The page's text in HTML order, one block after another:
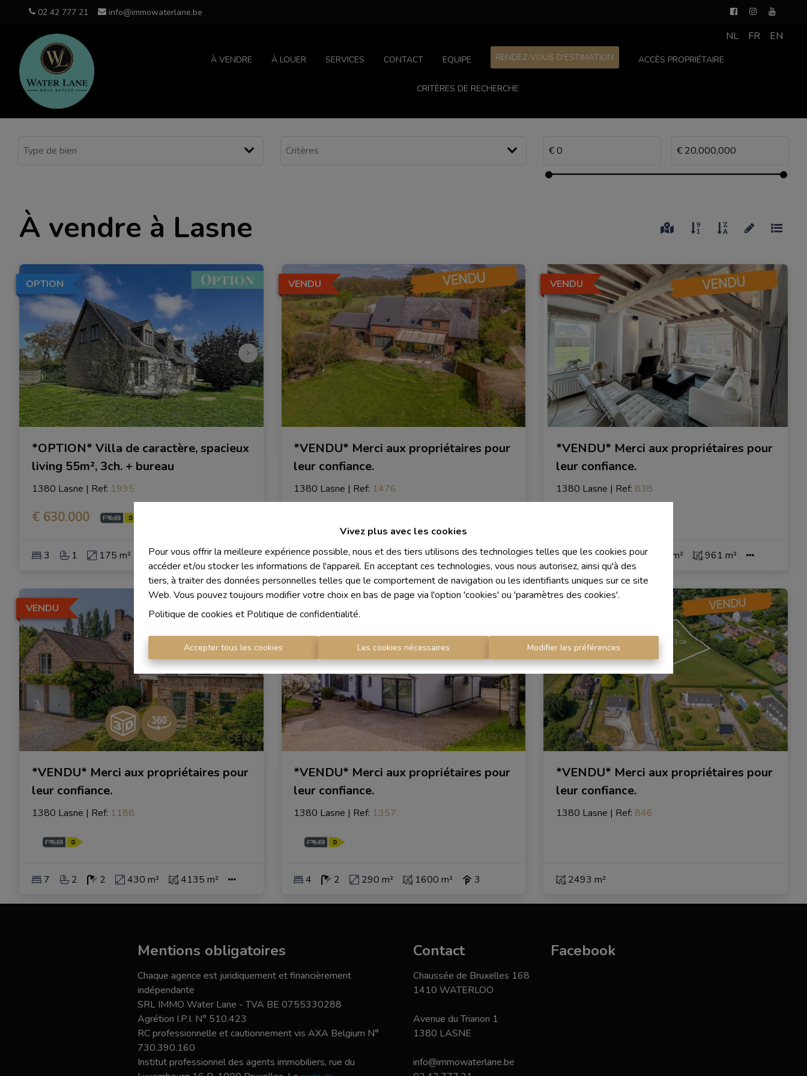
Vivez plus avec les cookies
Pour vous offrir la meilleure expérience possible, nous et des tiers utilisons des technologies telles que les cookies pour
accéder et/ou stocker les informations de l'appareil. En acceptant ces technologies, vous nous autorisez, ainsi qu'à des
tiers, à traiter des données personnelles telles que le comportement de navigation ou les identifiants uniques sur ce site
Web. Vous pouvez toujours modifier votre choix en bas de page via l'option 'cookies' ou 'paramètres des cookies'.
Politique de cookies et Politique de confidentialité.
Accepter tous les cookies Les cookies nécessaires Modifier les préférences
02 42 777 21 info@immowaterlane.be
À VENDRE À LOUER SERVICES CONTACT EQUIPE RENDEZ-VOUS D'ESTIMATION ACCÈS PROPRIÉTAIRE
CRITÈRES DE RECHERCHE
NL FR EN
À vendre à Lasne
OPTION
*OPTION* Villa de caractère, spacieux
living 55m², 3ch. + bureau
1380 Lasne | Ref: 1995
€ 630.000
3 1 175 m² 777 m² 1
VENDU
*VENDU* Merci aux propriétaires pour
leur confiance.
1380 Lasne | Ref: 1476
5 1 1 298 m² 2500 m²
VENDU
*VENDU* Merci aux propriétaires pour
leur confiance.
1380 Lasne | Ref: 838
3 1 1 220 m² 961 m²
VENDU
*VENDU* Merci aux propriétaires pour
leur confiance.
1380 Lasne | Ref: 1188
7 2 2 430 m² 4135 m²
VENDU
*VENDU* Merci aux propriétaires pour
leur confiance.
1380 Lasne | Ref: 1357
4 2 290 m² 1600 m² 3
*VENDU* Merci aux propriétaires pour
leur confiance.
1380 Lasne | Ref: 846
2493 m²
Mentions obligatoires
Chaque agence est juridiquement et financièrement
indépendante
SRL IMMO Water Lane - TVA BE 0755330288
Agrétion I.P.I. N° 510.423
RC professionnelle et cautionnement vis AXA Belgium N°
730.390.160
Institut professionnel des agents immobiliers, rue du
Contact
Chaussée de Bruxelles 168
1410 WATERLOO
Avenue du Trianon 1
1380 LASNE
info@immowaterlane.be
Facebook